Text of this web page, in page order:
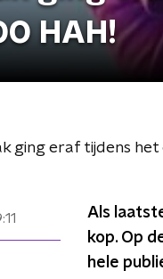
HAH!
ging eraf tijdens het
Als
kop. Op
hele